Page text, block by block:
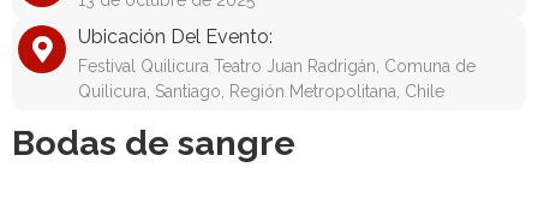
Ubicación Del Evento:
Festival Quilicura Teatro Juan Radrigán, Comuna de
Quilicura, Santiago, Región Metropolitana, Chile
Bodas de sangre